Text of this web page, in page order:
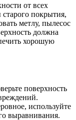
от всех
старого покрытия,
метлу, пылесос
должна
хорошую
поверхность
используйте
выравнивания.